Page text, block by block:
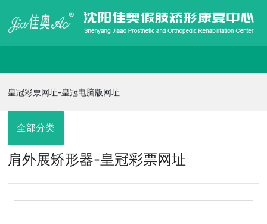
皇冠彩票网址-皇冠电脑版网址
走进佳奥
皇冠电脑版网址的产品展示
信息发布
皇冠彩票网址-皇冠电脑版网址
全部分类
肩外展矫形器-皇冠彩票网址